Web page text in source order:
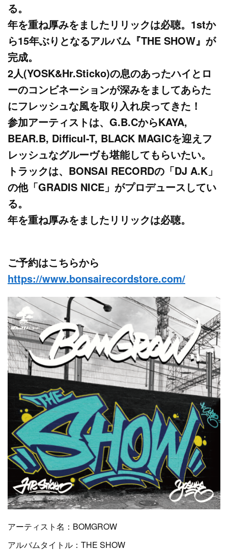
る。
年を重ね厚みをましたリリックは必聴。1stか
ら15年ぶりとなるアルバム『THE SHOW』が
完成。
2人(YOSK&Hr.Sticko)の息のあったハイとロ
ーのコンビネーションが深みをましてあらた
にフレッシュな風を取り入れ戻ってきた！
参加アーティストは、G.B.CからKAYA,
BEAR.B, Difficul-T, BLACK MAGICを迎えフ
レッシュなグルーヴも堪能してもらいたい。
トラックは、BONSAI RECORDの「DJ A.K」
の他「GRADIS NICE」がプロデュースしてい
る。
年を重ね厚みをましたリリックは必聴。
ご予約はこちらから
https://www.bonsairecordstore.com/
アーティスト名：BOMGROW
アルバムタイトル：THE SHOW